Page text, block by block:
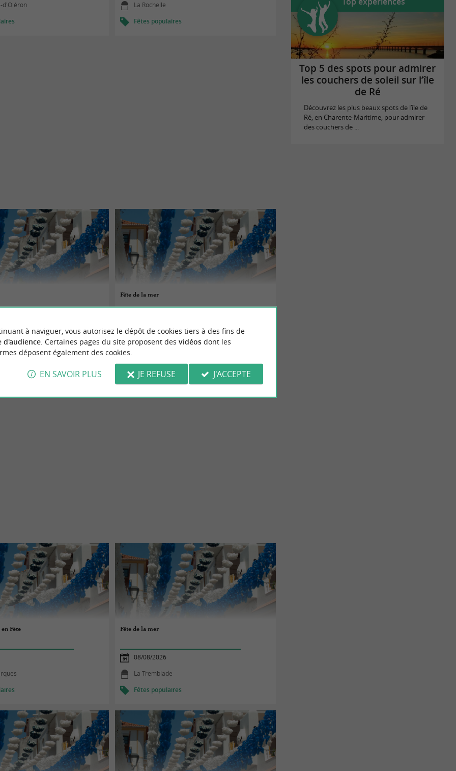
d'Oléron
La Rochelle
Fêtes populaires
Gironde
Fête de la mer
La Tremblade
Fête Fête de la mer
08/08/2026
La Tremblade
Fêtes populaires
Top 5 des spots pour admirer
les couchers de soleil sur l’île
de Ré
Découvrez les plus beaux spots de l’île de
Ré, en Charente-Maritime, pour admirer
des couchers de ...
à naviguer, vous autorisez le dépôt de cookies tiers à des fins de
d'audience. Certaines pages du site proposent des vidéosdont les
déposent également des cookies.
EN SAVOIR PLUS JE REFUSE J'ACCEPTE